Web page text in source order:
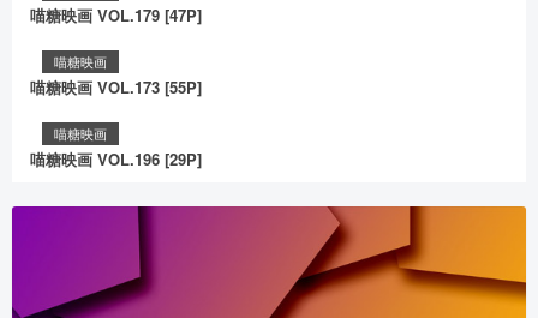
喵糖映画 VOL.179 [47P]
喵糖映画
喵糖映画 VOL.173 [55P]
喵糖映画
喵糖映画 VOL.196 [29P]